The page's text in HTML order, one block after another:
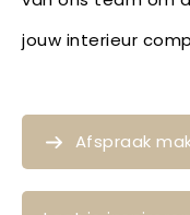
jouw interieur
Afspraak